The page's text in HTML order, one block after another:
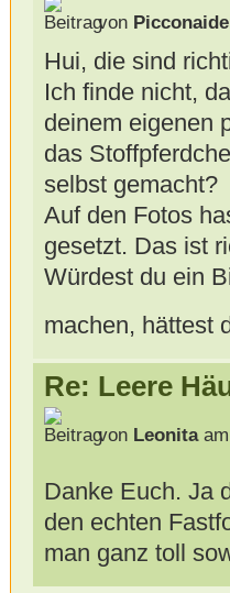
von
Hui, die sind
Ich finde nicht,
deinem eigenen
das
selbst gemacht?
Auf den Fotos
gesetzt. Das ist
Würdest du ein
machen, hättest
Re: Leere
von Leonitaam
Danke Euch. Ja
den echten
man ganz toll